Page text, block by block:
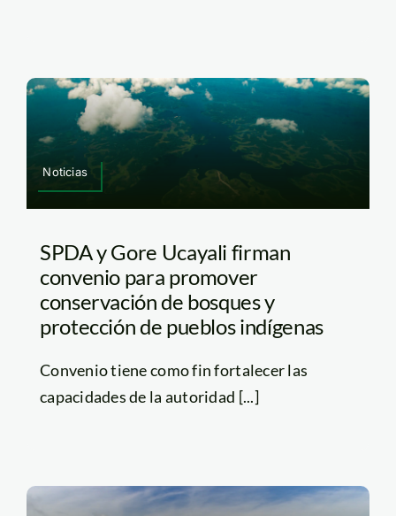
Noticias
SPDA y Gore Ucayali firman
convenio para promover
conservación de bosques y
protección de pueblos indígenas
Convenio tiene como fin fortalecer las
capacidades de la autoridad [...]